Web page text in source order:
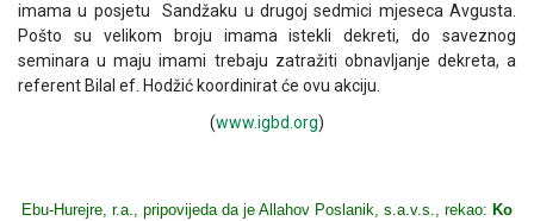
imama u posjetu Sandžaku u drugoj sedmici mjeseca Avgusta.
Pošto su velikom broju imama istekli dekreti, do saveznog
seminara u maju imami trebaju zatražiti obnavljanje dekreta, a
referent Bilal ef. Hodžić koordinirat će ovu akciju.
(www.igbd.org)
Ebu-Hurejre, r.a., pripovijeda da je Allahov Poslanik, s.a.v.s., rekao: Ko